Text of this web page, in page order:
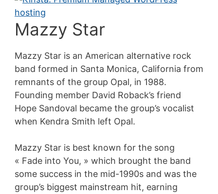
Mazzy Star
Mazzy Star is an American alternative rock
band formed in Santa Monica, California from
remnants of the group Opal, in 1988.
Founding member David Roback’s friend
Hope Sandoval became the group’s vocalist
when Kendra Smith left Opal.
Mazzy Star is best known for the song
« Fade into You, » which brought the band
some success in the mid-1990s and was the
group’s biggest mainstream hit, earning